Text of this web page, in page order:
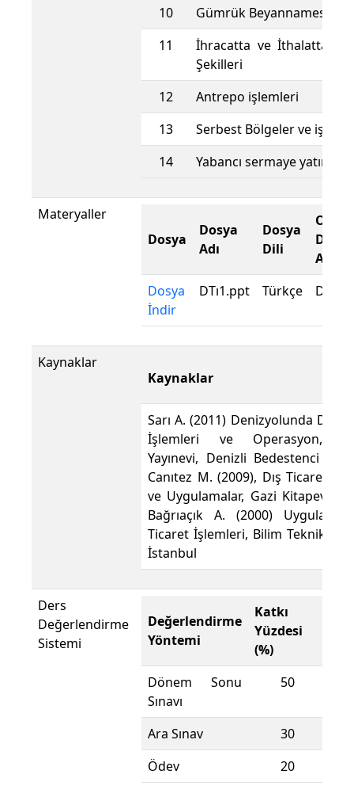
10
Gümrük Beyannamesi
11
İhracatta ve İthalatta
Şekilleri
12
Antrepo işlemleri
13
Serbest Bölgeler ve
14
Yabancı sermaye
Materyaller
Dosya
Dosya
Adı
Dosya
Dili
Dosya
Adı
Dosya
İndir
DTı1.ppt Türkçe
Kaynaklar
Kaynaklar
Sarı A. (2011) Denizyolunda Dış
İşlemleri ve Operasyon,
Yayınevi, Denizli Bedestenci H.
Canıtez M. (2009), Dış Ticaret
ve Uygulamalar, Gazi Kitapevi,
Bağrıaçık A. (2000)
Ticaret İşlemleri, Bilim Teknik
İstanbul
Ders
Değerlendirme
Sistemi
Değerlendirme
Yöntemi
Katkı
Yüzdesi
(%)
Dönem Sonu
Sınavı
50
Ara Sınav
30
Ödev
20